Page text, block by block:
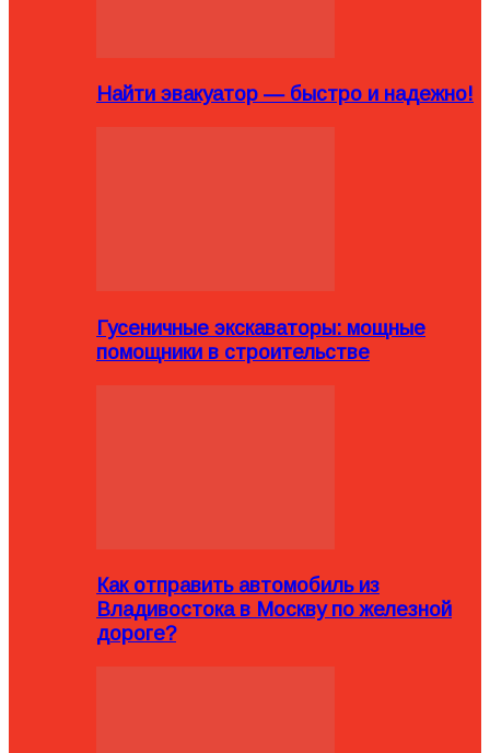
Найти эвакуатор — быстро и надежно!
Гусеничные экскаваторы: мощные
помощники в строительстве
Как отправить автомобиль из
Владивостока в Москву по железной
дороге?